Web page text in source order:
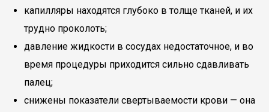
капилляры находятся глубоко в толще тканей, и их
трудно проколоть;
давление жидкости в сосудах недостаточное, и во
время процедуры приходится сильно сдавливать
палец;
снижены показатели свертываемости крови — она